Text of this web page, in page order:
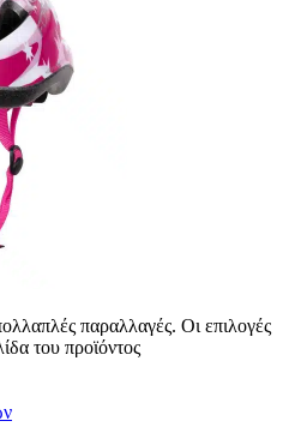
παραλλαγές. Οι επιλογές
του προϊόντος